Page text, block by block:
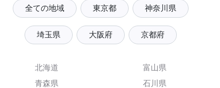
全ての地域 東京都 神奈川県
埼玉県 大阪府 京都府
北海道
青森県
富山県
石川県